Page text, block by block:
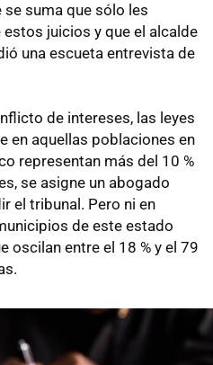
suma que sólo les
juicios y que el alcalde
una escueta entrevista de
de intereses, las leyes
en aquellas poblaciones en
representan más del 10 %
se asigne un abogado
el tribunal. Pero ni en
de este estado
oscilan entre el 18 % y el 79